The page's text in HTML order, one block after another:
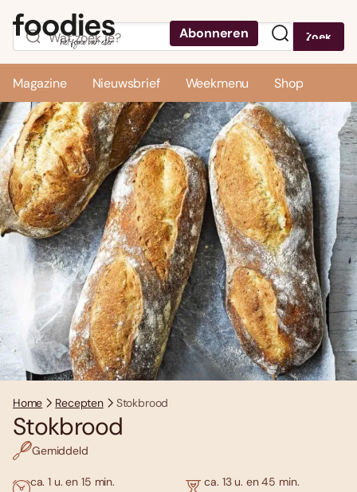
Abonneren Zoek
Magazine Nieuwsbrief Weekmenu Shop
Home Recepten Stokbrood
Stokbrood
Gemiddeld
ca. 1 u. en 15 min.
ca. 13 u. en 45 min.